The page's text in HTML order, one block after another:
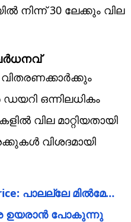
നിന്ന് 30 ലേക്കും വില
ഒന്നിലധികം
വില മാറ്റിയതായി
വിശദമായി
പാലല്ലേ മില്‍മേ…
ഉയരാന്‍ പോകുന്നു